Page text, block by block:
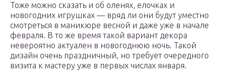
Тоже можно сказать и об оленях, елочках и
новогодних игрушках — вряд ли они будут уместно
смотреться в маникюре весной и даже уже в начале
февраля. В то же время такой вариант декора
невероятно актуален в новогоднюю ночь. Такой
дизайн очень праздничный, но требует очередного
визита к мастеру уже в первых числах января.